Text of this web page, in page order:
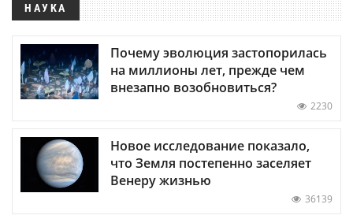
НАУКА
Почему эволюция застопорилась
на миллионы лет, прежде чем
внезапно возобновиться?
2230
Новое исследование показало,
что Земля постепенно заселяет
Венеру жизнью
36139